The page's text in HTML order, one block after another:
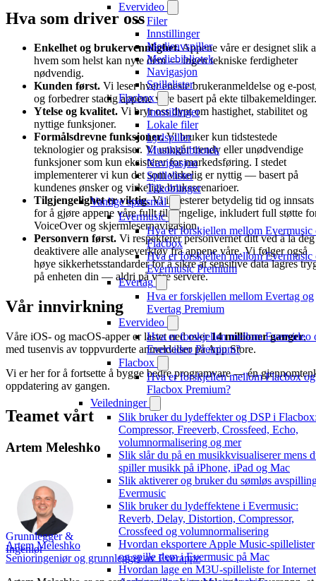
Evervideo
Filer
Innstillinger
Medieavspiller
Mediebibliotek
Navigasjon
Spillelister
Flacbox
Innstillinger
Lokale filer
Lydspiller
Musikkbibliotek
Navigasjon
Spillelister
Tilkoblinger
Vanlige spørsmål
Evermusic
Hva er forskjellen mellom Evermusic
Flacbox
Hva er forskjellen mellom Evermusic
Evermusic Premium
Evertag
Hva er forskjellen mellom Evertag og
Evertag Premium
Evervideo
Hva er forskjellen mellom Evervideo
Evervideo Premium?
Flacbox
Hva er forskjellen mellom Flacbox og
Flacbox Premium?
Veiledninger
Slik bruker du lydeffekter og DSP i
Compressor, Freeverb, Crossfeed, Echo,
volumnormalisering og mer
Slik slår du på en musikkvisualiserer mens
spiller musikk på iPhone, iPad og Mac
Slik aktiverer og bruker du sømløs
Evermusic
Slik bruker du lydeffektene i Evermusic:
Reverb, Delay, Distortion, Compressor,
Crossfeed og volumnormalisering
Hvordan eksportere Apple Music-spillelister
og spille dem i Evermusic på Mac
Hvordan lage en M3U-spilleliste for Internet
Hva som driver oss
Enkelhet og brukervennlighet.Appene våre er designet slik
hvem som helst kan nyte dem — ingen tekniske ferdigheter
nødvendig.
Kunden først. Vi leser hver eneste brukeranmeldelse og e-
og forbedrer stadig appene våre basert på ekte tilbakemeldinger.
Ytelse og kvalitet. Vi bryr oss dypt om hastighet, stabilitet og
nyttige funksjoner.
Formålsdrevne funksjoner.Vi bruker kun tidstestede
teknologier og praksiser. Vi unngår trendy eller unødvendige
funksjoner som kun eksisterer for markedsføring. I stedet
implementerer vi kun det som virkelig er nyttig — basert på
kundenes ønsker og virkelige bruksscenarioer.
Tilgjengelighet er viktig.Vi investerer betydelig tid og innsats
for å gjøre appene våre fullt tilgjengelige, inkludert full støtte
VoiceOver og skjermlesernavigasjon.
Personvern først. Vi respekterer personvernet ditt ved å la deg
deaktivere alle analyseverktøy fra appene våre. Vi følger også
høye sikkerhetsstandarder for å sikre at sensitive data lagres
på enheten din — aldri på våre servere.
Vår innvirkning
Våre iOS- og macOS-apper er lastet ned over14 millioner ganger,
med tusenvis av toppvurderte anmeldelser på App Store.
Vi er her for å fortsette å bygge bedre programvare — én
oppdatering av gangen.
Teamet vårt
Artem Meleshko
Artem Meleshko
Senioringeniør og grunnlegger av Everappz
Grunnlegger &
Ingeniør